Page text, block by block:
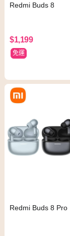
Redmi Buds 8
$1,199
免運
Redmi Buds 8 Pro